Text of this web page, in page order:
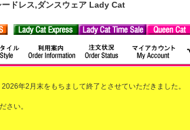
ドレス,ダンスウェア Lady Cat
年2月末をもちまして終了とさせていただきました。
さい。